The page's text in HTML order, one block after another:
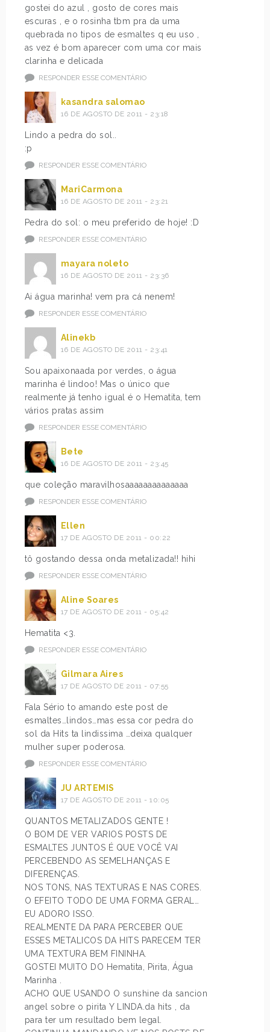
gostei do azul , gosto de cores mais
escuras , e o rosinha tbm pra da uma
quebrada no tipos de esmaltes q eu uso ,
as vez é bom aparecer com uma cor mais
clarinha e delicada
RESPONDER ESSE COMENTÁRIO
kasandra salomao
16 DE AGOSTO DE 2011 - 23:18
Lindo a pedra do sol..
:p
RESPONDER ESSE COMENTÁRIO
MariCarmona
16 DE AGOSTO DE 2011 - 23:21
Pedra do sol: o meu preferido de hoje! :D
RESPONDER ESSE COMENTÁRIO
mayara noleto
16 DE AGOSTO DE 2011 - 23:36
Ai água marinha! vem pra cá nenem!
RESPONDER ESSE COMENTÁRIO
Alinekb
16 DE AGOSTO DE 2011 - 23:41
Sou apaixonaada por verdes, o água
marinha é lindoo! Mas o único que
realmente já tenho igual é o Hematita, tem
vários pratas assim
RESPONDER ESSE COMENTÁRIO
Bete
16 DE AGOSTO DE 2011 - 23:45
que coleção maravilhosaaaaaaaaaaaaaa
RESPONDER ESSE COMENTÁRIO
Ellen
17 DE AGOSTO DE 2011 - 00:22
tô gostando dessa onda metalizada!! hihi
RESPONDER ESSE COMENTÁRIO
Aline Soares
17 DE AGOSTO DE 2011 - 05:42
Hematita <3.
RESPONDER ESSE COMENTÁRIO
Gilmara Aires
17 DE AGOSTO DE 2011 - 07:55
Fala Sério to amando este post de
esmaltes…lindos…mas essa cor pedra do
sol da Hits ta lindissima …deixa qualquer
mulher super poderosa.
RESPONDER ESSE COMENTÁRIO
JU ARTEMIS
17 DE AGOSTO DE 2011 - 10:05
QUANTOS METALIZADOS GENTE !
O BOM DE VER VARIOS POSTS DE
ESMALTES JUNTOS É QUE VOCÊ VAI
PERCEBENDO AS SEMELHANÇAS E
DIFERENÇAS.
NOS TONS, NAS TEXTURAS E NAS CORES.
O EFEITO TODO DE UMA FORMA GERAL…
EU ADORO ISSO.
REALMENTE DA PARA PERCEBER QUE
ESSES METALICOS DA HITS PARECEM TER
UMA TEXTURA BEM FININHA.
GOSTEI MUITO DO Hematita, Pirita, Água
Marinha .
ACHO QUE USANDO O sunshine da sancion
angel sobre o pirita Y LINDA.da hits , da
para ter um resultado bem legal.